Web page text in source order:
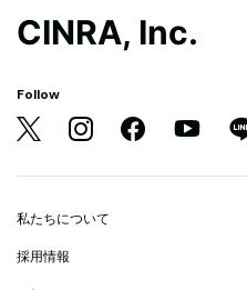
CINRA, Inc.
Follow
私たちについて
採用情報